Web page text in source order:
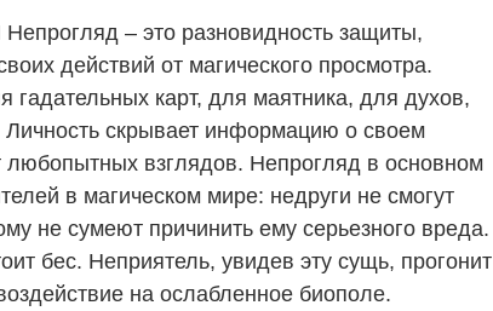
– это разновидность защиты,
действий от магического просмотра.
карт, для маятника, для духов,
скрывает информацию о своем
взглядов. Непрогляд в основном
в магическом мире: недруги не смогут
не сумеют причинить ему серьезного вреда.
бес. Неприятель, увидев эту сущь, прогонит
на ослабленное биополе.